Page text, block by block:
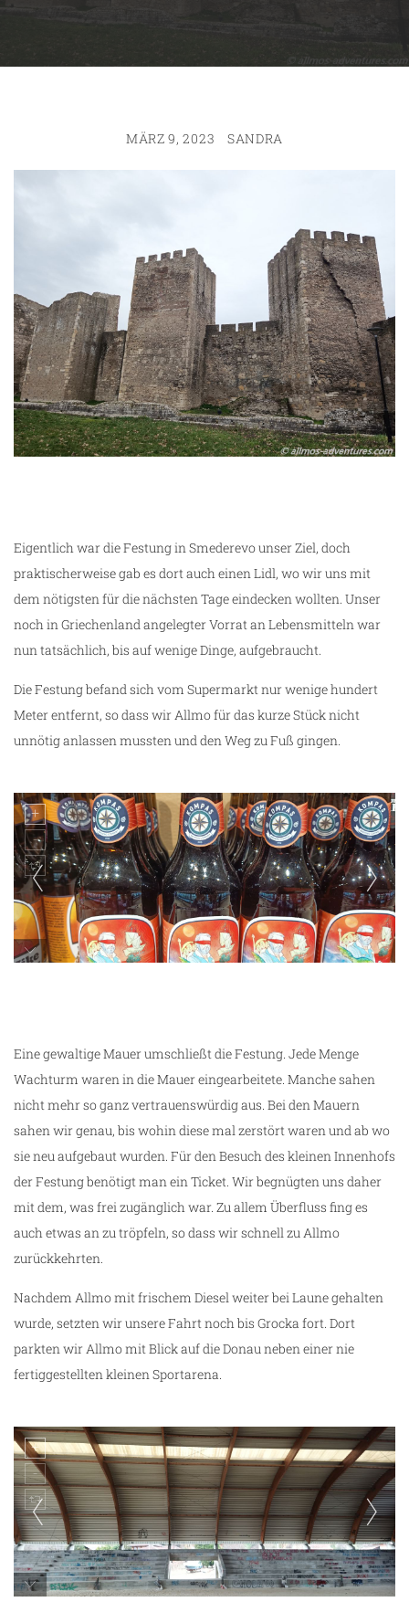
MÄRZ 9, 2023 SANDRA
Eigentlich war die Festung in Smederevo unser Ziel, doch
praktischerweise gab es dort auch einen Lidl, wo wir uns mit
dem nötigsten für die nächsten Tage eindecken wollten. Unser
noch in Griechenland angelegter Vorrat an Lebensmitteln war
nun tatsächlich, bis auf wenige Dinge, aufgebraucht.
Die Festung befand sich vom Supermarkt nur wenige hundert
Meter entfernt, so dass wir Allmo für das kurze Stück nicht
unnötig anlassen mussten und den Weg zu Fuß gingen.
Eine gewaltige Mauer umschließt die Festung. Jede Menge
Wachturm waren in die Mauer eingearbeitete. Manche sahen
nicht mehr so ganz vertrauenswürdig aus. Bei den Mauern
sahen wir genau, bis wohin diese mal zerstört waren und ab wo
sie neu aufgebaut wurden. Für den Besuch des kleinen Innenhofs
der Festung benötigt man ein Ticket. Wir begnügten uns daher
mit dem, was frei zugänglich war. Zu allem Überfluss fing es
auch etwas an zu tröpfeln, so dass wir schnell zu Allmo
zurückkehrten.
Nachdem Allmo mit frischem Diesel weiter bei Laune gehalten
wurde, setzten wir unsere Fahrt noch bis Grocka fort. Dort
parkten wir Allmo mit Blick auf die Donau neben einer nie
fertiggestellten kleinen Sportarena.